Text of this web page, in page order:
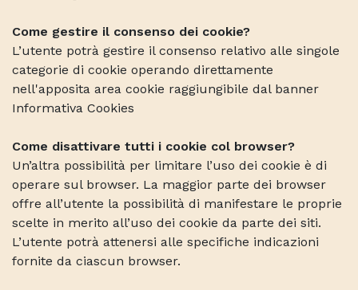
Come gestire il consenso dei cookie?
L’utente potrà gestire il consenso relativo alle singole
categorie di cookie operando direttamente
nell'apposita area cookie raggiungibile dal banner
Informativa Cookies
Come disattivare tutti i cookie col browser?
Un’altra possibilità per limitare l’uso dei cookie è di
operare sul browser. La maggior parte dei browser
offre all’utente la possibilità di manifestare le proprie
scelte in merito all’uso dei cookie da parte dei siti.
L’utente potrà attenersi alle specifiche indicazioni
fornite da ciascun browser.